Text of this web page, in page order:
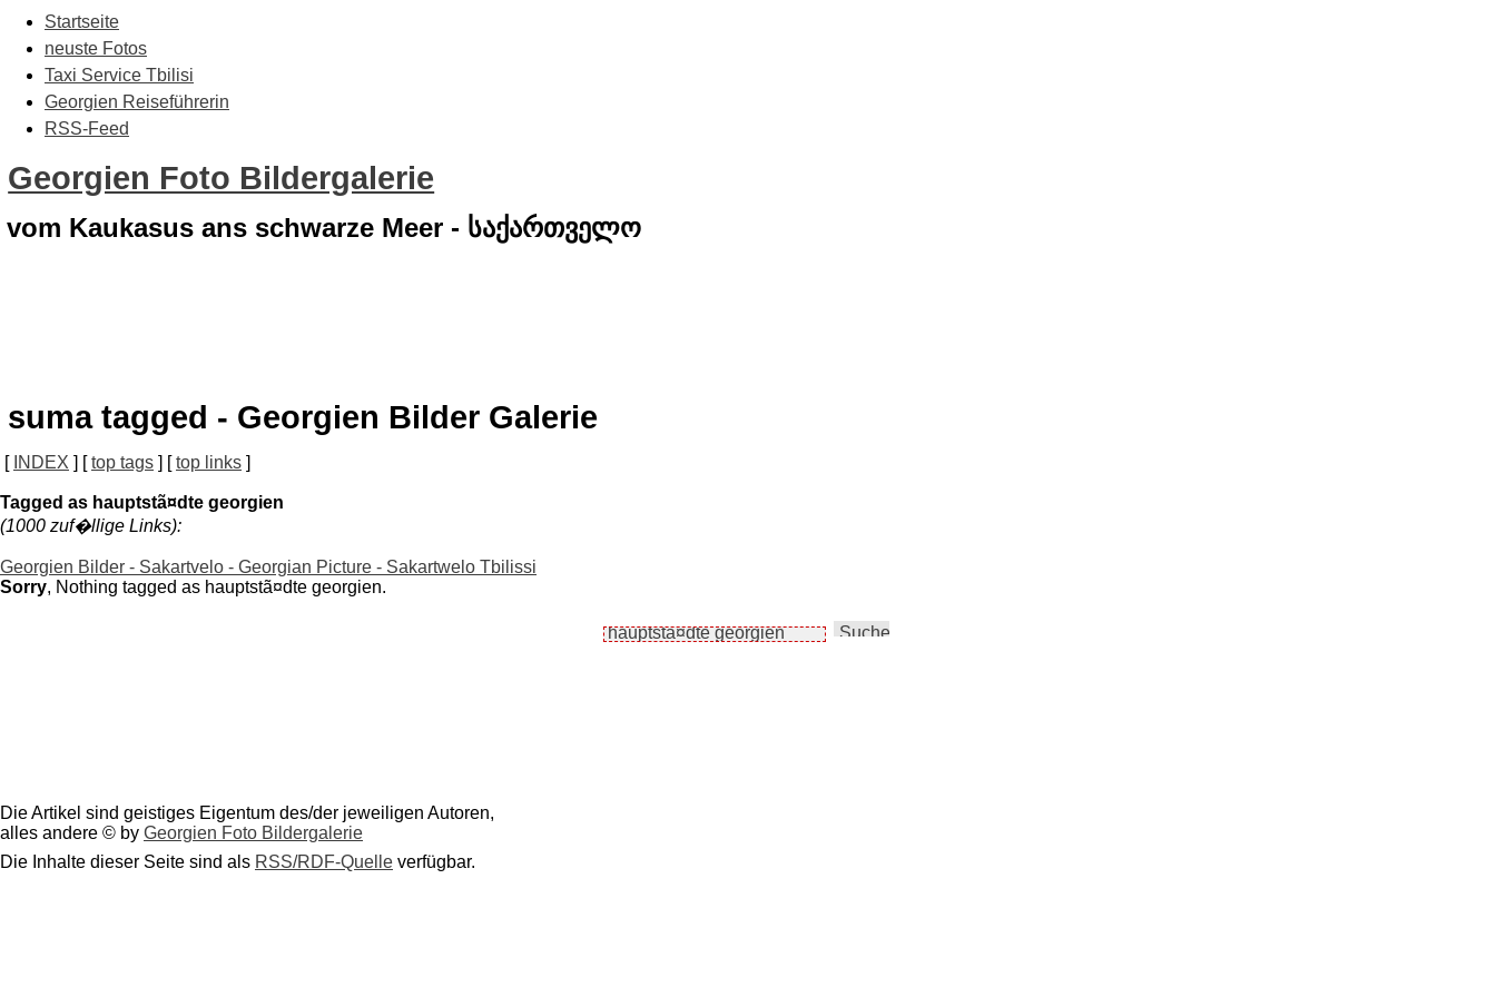
Startseite
neuste Fotos
Taxi Service Tbilisi
Georgien Reiseführerin
RSS-Feed
Georgien Foto Bildergalerie
vom Kaukasus ans schwarze Meer - საქართველო
suma tagged - Georgien Bilder Galerie
[ INDEX ] [top tags ] [top links ]
Tagged as hauptstã¤dte georgien
(1000 zuf�llige Links):
Georgien Bilder - Sakartvelo - Georgian Picture - Sakartwelo Tbilissi
Sorry, Nothing tagged as hauptstã¤dte georgien.
Die Artikel sind geistiges Eigentum des/der jeweiligen Autoren,
alles andere © by Georgien Foto Bildergalerie
Die Inhalte dieser Seite sind als RSS/RDF-Quelle verfügbar.